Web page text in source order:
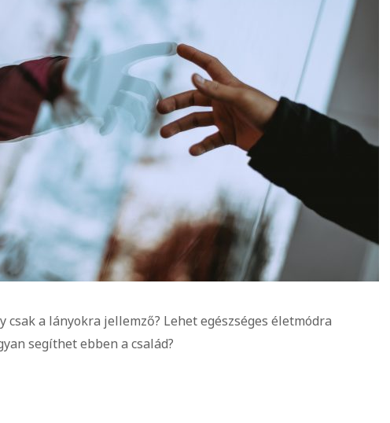
a lányokra jellemző? Lehet egészséges életmódra
segíthet ebben a család?